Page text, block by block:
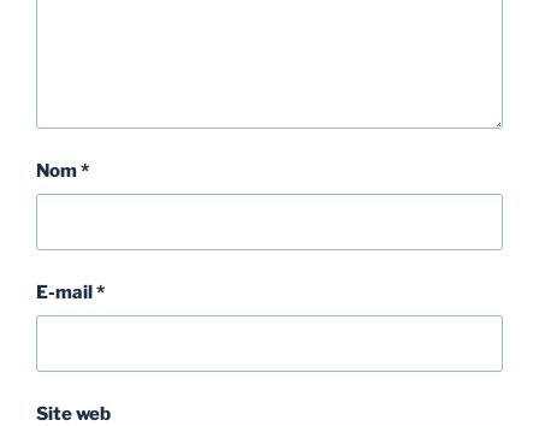
Nom*
E-mail*
Site web